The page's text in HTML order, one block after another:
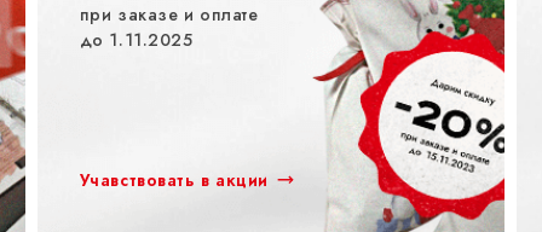
при заказе и оплате
до 1.11.2025
Учавствовать в акции